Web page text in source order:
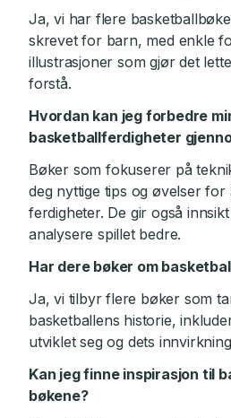
Ja, vi har flere
skrevet for barn, med enkle
illustrasjoner som gjør det
forstå.
Hvordan kan jeg forbedre
basketballferdigheter
Bøker som fokuserer på
deg nyttige tips og øvelser for
ferdigheter. De gir også
analysere spillet bedre.
Har dere bøker om
Ja, vi tilbyr flere bøker som
basketballens historie,
utviklet seg og dets
Kan jeg finne inspirasjon til
bøkene?